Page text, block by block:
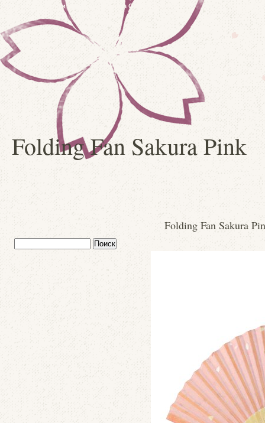
Японские куклы и сувениры: Kimura Ohshido
Folding Fan Sakura Pink
Folding Fan Sakura